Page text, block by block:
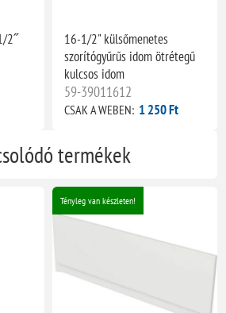
2˝
16-1/2" külsőmenetes
szorítógyűrűs idom ötrétegű
kulcsos idom
59-39011612
CSAK A WEBEN: 1 250 Ft
termékek
Tényleg van készleten!